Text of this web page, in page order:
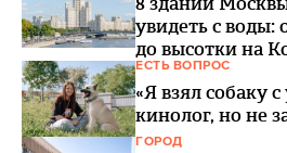
увидеть с
до высотки на
ЕСТЬ ВОПРОС
«Я взял собаку
кинолог, но не
ГОРОД